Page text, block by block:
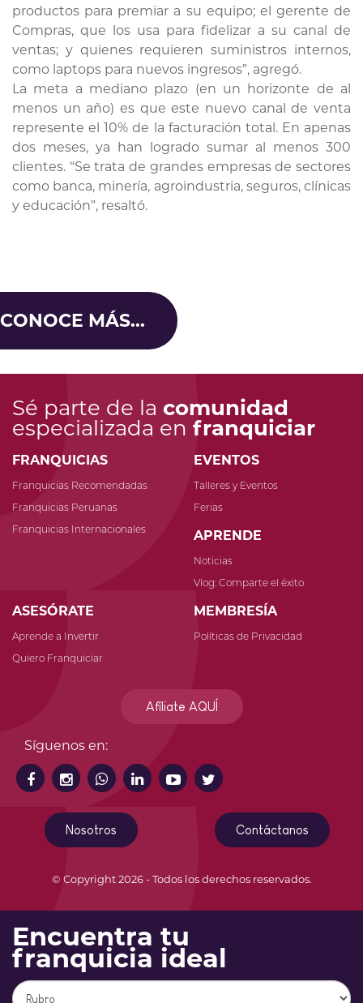
productos para premiar a su equipo; el gerente de
Compras, que los usa para fidelizar a su canal de
ventas; y quienes requieren suministros internos,
como laptops para nuevos ingresos”, agregó.
La meta a mediano plazo (en un horizonte de al
menos un año) es que este nuevo canal de venta
represente el 10% de la facturación total. En apenas
dos meses, ya han logrado sumar al menos 300
clientes. “Se trata de grandes empresas de sectores
como banca, minería, agroindustria, seguros, clínicas
y educación”, resaltó.
CONOCE MÁS...
Sé parte de la comunidad
especializada en franquiciar
FRANQUICIAS
Franquicias Recomendadas
Franquicias Peruanas
Franquicias Internacionales
EVENTOS
Talleres y Eventos
Ferias
APRENDE
Noticias
Vlog: Comparte el éxito
ASESÓRATE
Aprende a Invertir
Quiero Franquiciar
MEMBRESÍA
Políticas de Privacidad
Afíliate AQUÍ
Síguenos en:
Nosotros Contáctanos
© Copyright 2026 - Todos los derechos reservados.
Encuentra tu
franquicia ideal